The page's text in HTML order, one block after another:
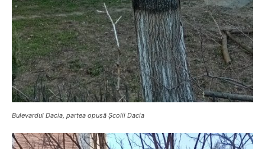
Bulevardul Dacia, partea opusă Școlii Dacia